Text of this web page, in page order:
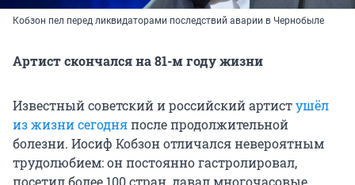
Кобзон пел перед ликвидаторами последствий аварии в Чернобыле
Артист скончался на 81-м году жизни
Известный советский и российский артистушёл
из жизни сегодняпосле продолжительной
болезни. Иосиф Кобзон отличался невероятным
трудолюбием: он постоянно гастролировал,
посетил более 100 стран, давал многочасовые